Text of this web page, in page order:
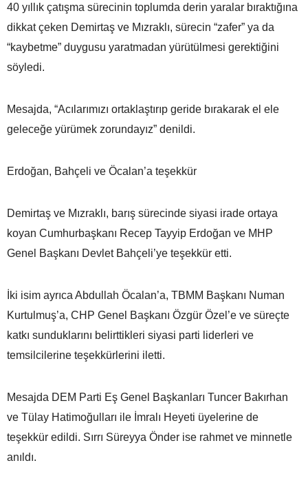
40 yıllık çatışma sürecinin toplumda derin yaralar bıraktığına
dikkat çeken Demirtaş ve Mızraklı, sürecin “zafer” ya da
“kaybetme” duygusu yaratmadan yürütülmesi gerektiğini
söyledi.
Mesajda, “Acılarımızı ortaklaştırıp geride bırakarak el ele
geleceğe yürümek zorundayız” denildi.
Erdoğan, Bahçeli ve Öcalan’a teşekkür
Demirtaş ve Mızraklı, barış sürecinde siyasi irade ortaya
koyan Cumhurbaşkanı Recep Tayyip Erdoğan ve MHP
Genel Başkanı Devlet Bahçeli’ye teşekkür etti.
İki isim ayrıca Abdullah Öcalan’a, TBMM Başkanı Numan
Kurtulmuş’a, CHP Genel Başkanı Özgür Özel’e ve süreçte
katkı sunduklarını belirttikleri siyasi parti liderleri ve
temsilcilerine teşekkürlerini iletti.
Mesajda DEM Parti Eş Genel Başkanları Tuncer Bakırhan
ve Tülay Hatimoğulları ile İmralı Heyeti üyelerine de
teşekkür edildi. Sırrı Süreyya Önder ise rahmet ve minnetle
anıldı.